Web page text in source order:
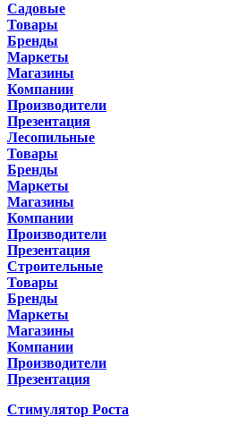
Садовые
Товары
Бренды
Маркеты
Магазины
Компании
Производители
Презентация
Лесопильные
Товары
Бренды
Маркеты
Магазины
Компании
Производители
Презентация
Строительные
Товары
Бренды
Маркеты
Магазины
Компании
Производители
Презентация
Стимулятор Роста